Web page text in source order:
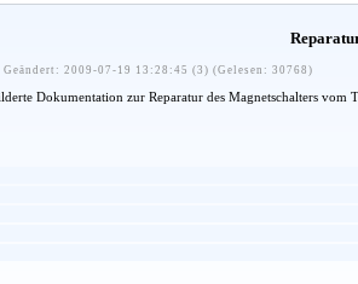
2009-07-19 13:28:45 (3) (Gelesen: 30768)
Dokumentation zur Reparatur des Magnetschalters vom